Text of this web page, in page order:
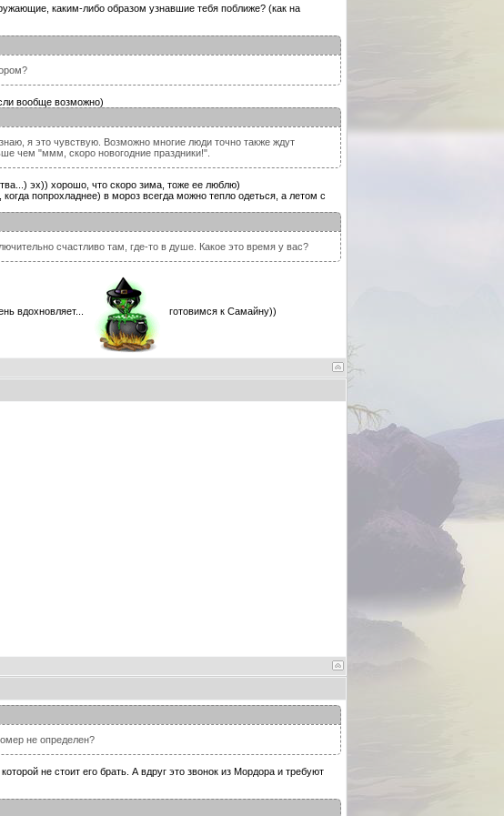
каким-либо образом узнавшие тебя поближе? (как на
вообще возможно)
я это чувствую. Возможно многие люди точно также ждут
чем "ммм, скоро новогодние праздники!".
эх)) хорошо, что скоро зима, тоже ее люблю)
попрохладнее) в мороз всегда можно тепло одеться, а летом с
счастливо там, где-то в душе. Какое это время у вас?
вдохновляет... готовимся к Самайну))
не определен?
не стоит его брать. А вдруг это звонок из Мордора и требуют